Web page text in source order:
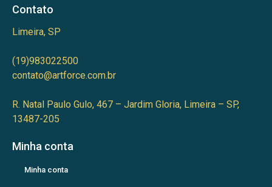
Contato
Limeira, SP
(19)983022500
contato@artforce.com.br
R. Natal Paulo Gulo, 467 – Jardim Gloria, Limeira – SP,
13487-205
Minha conta
Minha conta